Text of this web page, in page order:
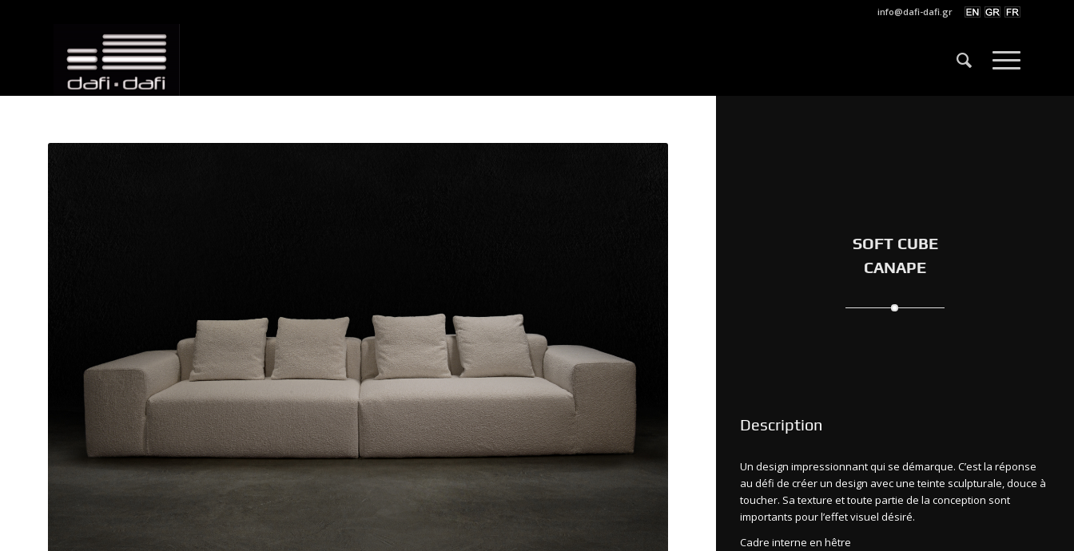
info@dafi-dafi.gr
SOFT CUBE
CANAPE
Description
Un design impressionnant qui se démarque. C’est la réponse
au défi de créer un design avec une teinte sculpturale, douce à
toucher. Sa texture et toute partie de la conception sont
importants pour l’effet visuel désiré.
Cadre interne en hêtre